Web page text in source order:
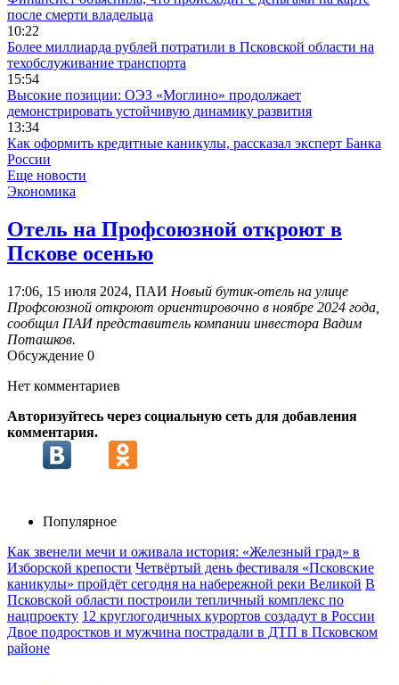
после смерти владельца
10:22
Более миллиарда рублей потратили в Псковской области на
техобслуживание транспорта
15:54
Высокие позиции: ОЭЗ «Моглино» продолжает
демонстрировать устойчивую динамику развития
13:34
Как оформить кредитные каникулы, рассказал эксперт Банка
России
Еще новости
Экономика
Отель на Профсоюзной откроют в
Пскове осенью
17:06, 15 июля 2024, ПАИ Новый бутик-отель на улице
Профсоюзной откроют ориентировочно в ноябре 2024 года,
сообщил ПАИ представитель компании инвестора Вадим
Поташков.
Обсуждение 0
Нет комментариев
Авторизуйтесь через социальную сеть для добавления
комментария.
Популярное
Как звенели мечи и оживала история: «Железный град» в
Изборской крепости Четвёртый день фестиваля «Псковские
каникулы» пройдёт сегодня на набережной реки Великой В
Псковской области построили тепличный комплекс по
нацпроекту 12 круглогодичных курортов создадут в России
Двое подростков и мужчина пострадали в ДТП в Псковском
районе